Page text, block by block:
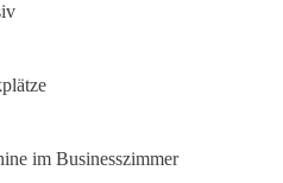
im Businesszimmer